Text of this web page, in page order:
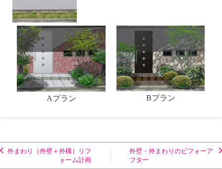
Aプラン Bプラン
外壁・外まわりのビフォーア
フター
外まわり（外壁＋外構）リフ
ォーム計画